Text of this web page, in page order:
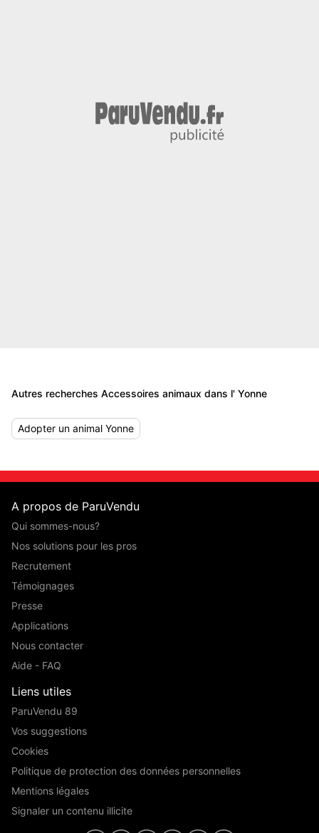
Autres recherches Accessoires animaux dans l' Yonne
Adopter un animal Yonne
A propos de ParuVendu
Qui sommes-nous?
Nos solutions pour les pros
Recrutement
Témoignages
Presse
Applications
Nous contacter
Aide - FAQ
Liens utiles
ParuVendu 89
Vos suggestions
Cookies
Politique de protection des données personnelles
Mentions légales
Signaler un contenu illicite